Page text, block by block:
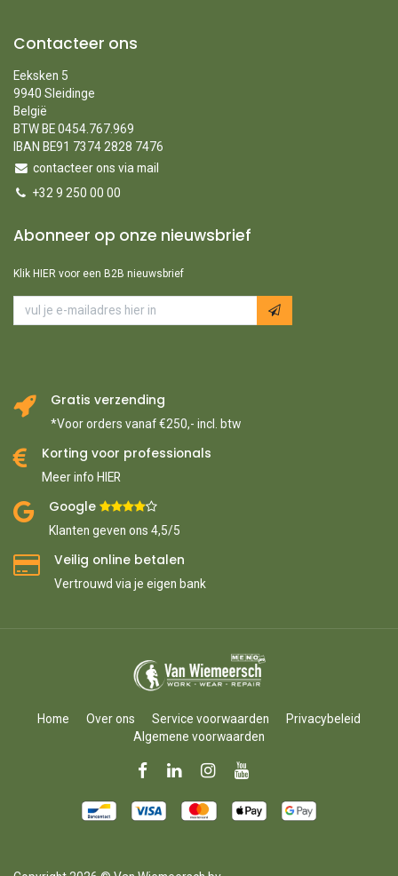
Contacteer ons
Eeksken 5
9940 Sleidinge
België
BTW BE 0454.767.969
IBAN BE91 7374 2828 7476
contacteer ons via mail
+32 9 250 00 00
Abonneer op onze nieuwsbrief
Klik HIER voor een B2B nieuwsbrief
Gratis verzending
*Voor orders vanaf €250,- incl. btw
Korting voor professionals
Meer info HIER
Google ​
Klanten geven ons 4,5/5
Veilig online betalen
Vertrouwd via je eigen bank
Home Over ons Service voorwaarden
Privacybeleid
Algemene voorwaarden